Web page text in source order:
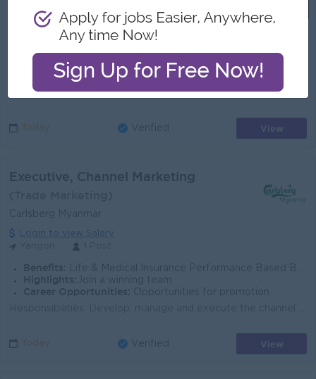
Login to view Salary
1 Post
Benefits:Meal Allowance Sat/Sun off
Highlights:An awesome company
Career Opportunities:
Learn new skills and techniques
Today Verified View
Executive, Channel Marketing
Carlsberg Myanmar
Login to view Salary
Benefits: Life & Medical Insurance Performance Based Bonus Attractive Salary Package
Highlights: Join a winning team
Career Opportunities: Opportunities for promotion
Today Verified View